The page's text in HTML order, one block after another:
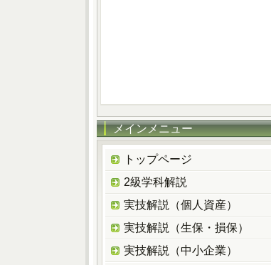
メインメニュー
トップページ
2級学科解説
実技解説（個人資産）
実技解説（生保・損保）
実技解説（中小企業）